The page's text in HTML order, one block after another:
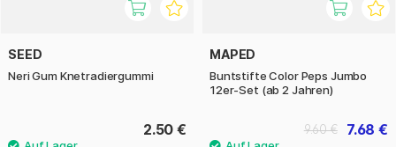
SEED
Neri Gum Knetradiergummi
2.50 €
MAPED
Buntstifte Color Peps Jumbo
12er-Set (ab 2 Jahren)
7.68 €
9.60 €